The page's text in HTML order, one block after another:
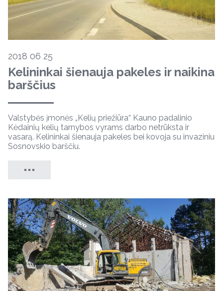
2018 06 25
Kelininkai šienauja pakeles ir naikina
barščius
Valstybės įmonės „Kelių priežiūra“ Kauno padalinio
Kėdainių kelių tarnybos vyrams darbo netrūksta ir
vasarą. Kelininkai šienauja pakeles bei kovoja su invaziniu
Sosnovskio barščiu.